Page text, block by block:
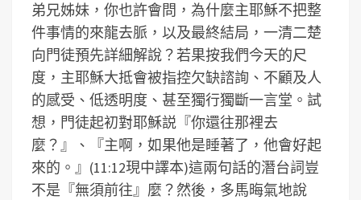
弟兄姊妹，你也許會問，為什麼主耶穌不把整
件事情的來龍去脈，以及最終結局，一清二楚
向門徒預先詳細解說？若果按我們今天的尺
度，主耶穌大抵會被指控欠缺諮詢、不顧及人
的感受、低透明度、甚至獨行獨斷一言堂。試
想，門徒起初對耶穌説『你還往那裡去
麼？』、『主啊，如果他是睡著了，他會好起
來的。』(11:12現中譯本)這兩句話的潛台詞豈
不是『無須前往』麼？然後，多馬晦氣地說